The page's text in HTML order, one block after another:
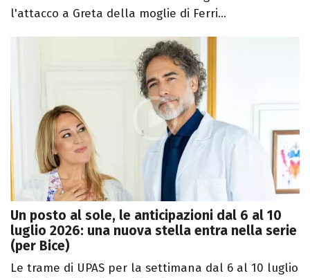
l'attacco a Greta della moglie di Ferri...
Un posto al sole, le anticipazioni dal 6 al 10
luglio 2026: una nuova stella entra nella serie
(per Bice)
Le trame di UPAS per la settimana dal 6 al 10 luglio